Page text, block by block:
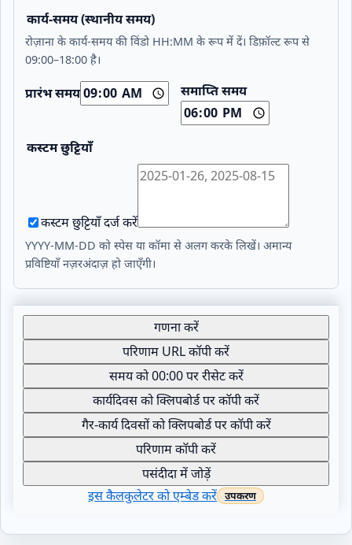
कार्य‑समय (स्थानीय समय)
रोज़ाना के कार्य‑समय की विंडो HH:MM के रूप में दें। डिफ़ॉल्ट रूप से
09:00–18:00 है।
प्रारंभ समय समाप्ति समय
कस्टम छुट्टियाँ
कस्टम छुट्टियाँ दर्ज करें
YYYY‑MM‑DD को स्पेस या कॉमा से अलग करके लिखें। अमान्य
प्रविष्टियाँ नज़रअंदाज़ हो जाएँगी।
गणना करें
परिणाम URL कॉपी करें
समय को 00:00 पर रीसेट करें
कार्यदिवस को क्लिपबोर्ड पर कॉपी करें
गैर‑कार्य दिवसों को क्लिपबोर्ड पर कॉपी करें
परिणाम कॉपी करें
पसंदीदा में जोड़ें
इस कैलकुलेटर को एम्बेड करें